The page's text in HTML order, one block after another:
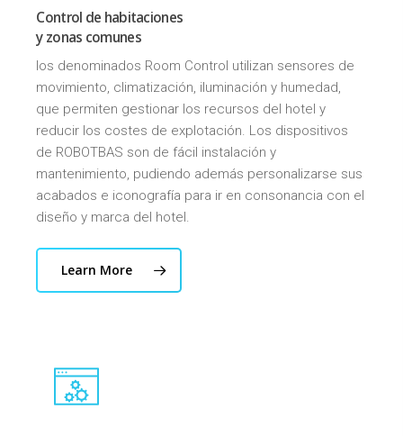
Control de habitaciones
y zonas comunes
los denominados Room Control utilizan sensores de
movimiento, climatización, iluminación y humedad,
que permiten gestionar los recursos del hotel y
reducir los costes de explotación. Los dispositivos
de ROBOTBAS son de fácil instalación y
mantenimiento, pudiendo además personalizarse sus
acabados e iconografía para ir en consonancia con el
diseño y marca del hotel.
Learn More